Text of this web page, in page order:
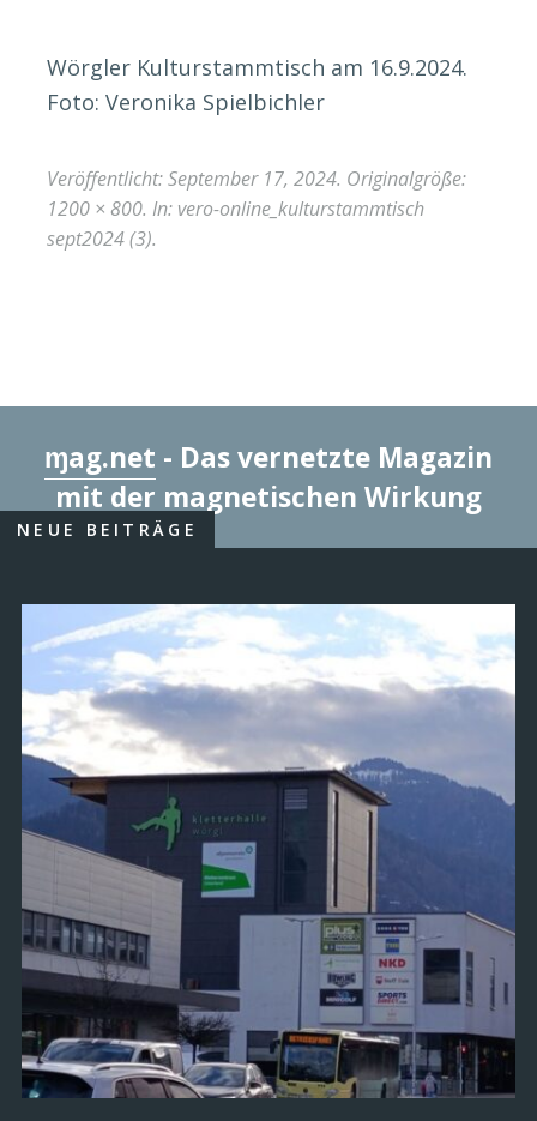
Wörgler Kulturstammtisch am 16.9.2024.
Foto: Veronika Spielbichler
Veröffentlicht:September 17, 2024. Originalgröße:
1200 × 800. In: vero-online_kulturstammtisch
sept2024 (3).
ɱag.net - Das vernetzte Magazin
mit der magnetischen Wirkung
NEUE BEITRÄGE